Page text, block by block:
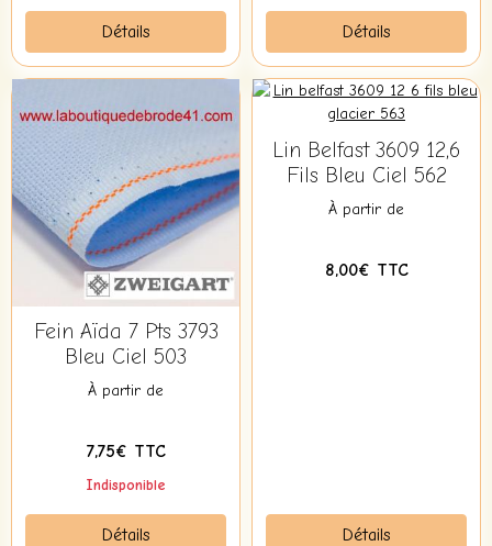
Détails Détails
Fein Aïda 7 Pts 3793
Bleu Ciel 503
À partir de
7,75€ TTC
Indisponible
Détails
Lin Belfast 3609 12,6
Fils Bleu Ciel 562
À partir de
8,00€ TTC
Détails